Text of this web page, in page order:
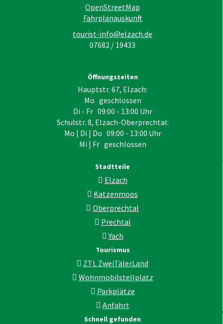
OpenStreetMap
Fahrplanauskunft
tourist-info@elzach.de
07682 / 19433
Öffnungszeiten
Hauptstr. 67, Elzach:
Mo geschlossen
Di - Fr 09:00 - 13:00 Uhr
Schulstr. 8, Elzach-Oberprechtal:
Mo | Di | Do 09:00 - 13:00 Uhr
Mi | Fr geschlossen
Stadtteile
Elzach
Katzenmoos
Oberprechtal
Prechtal
Yach
Tourismus
ZTL ZweiTälerLand
Wohnmobilstellplatz
Parkplätze
Anfahrt
Schnell gefunden